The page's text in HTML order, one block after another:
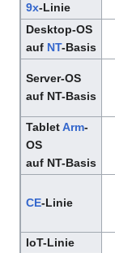
9x-Linie
Desktop-OS
auf NT-Basis
Server-OS
auf NT-Basis
Tablet Arm-
OS
auf NT-Basis
CE-Linie
IoT-Linie